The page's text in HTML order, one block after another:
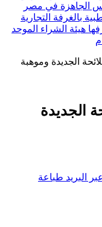
الجاهزة في مصر
بالغرفة التجارية
هيئة الشراء الموحد
الجديدة وموهبة
الجديدة
البريد طباعة